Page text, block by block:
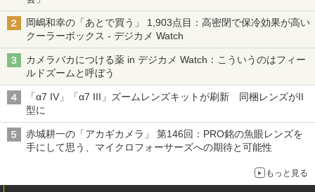
岡嶋和幸の「あとで買う」 1,903点目：高密閉で保冷効果が高い
クーラーボックス - デジカメ Watch
カメラバカにつける薬 in デジカメ Watch：こういうのはフィー
ルドズームと呼ぼう
「α7 IV」「α7 III」ズームレンズキットが刷新 同梱レンズがII
型に
赤城耕一の「アカギカメラ」 第146回：PRO銘の魚眼レンズを
手にして思う、マイクロフォーサーズへの期待と可能性
もっと見る